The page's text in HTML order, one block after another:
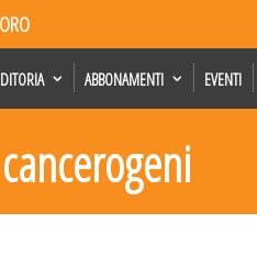
ABBONAMENTI EVENTI